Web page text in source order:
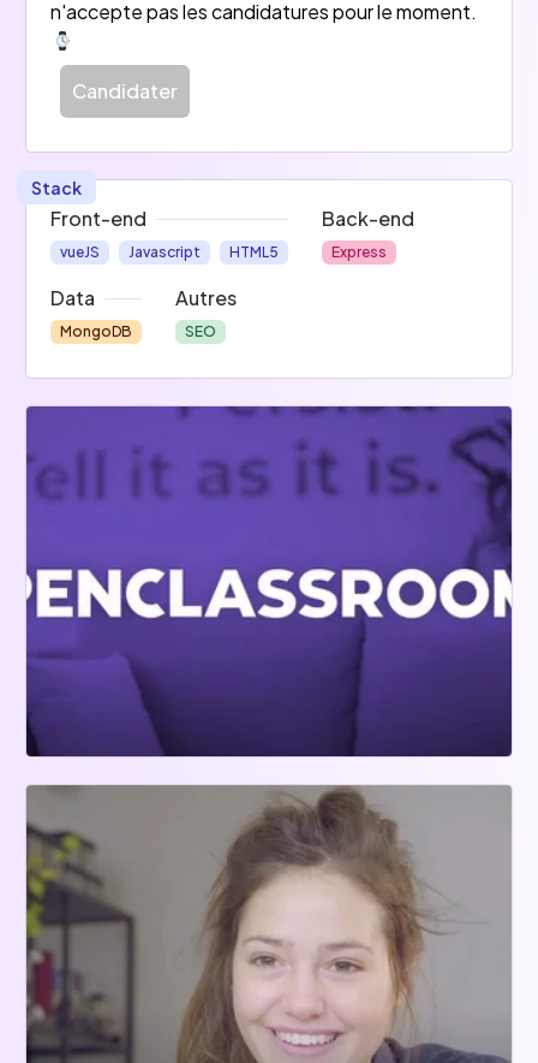
--> Découvrez l'ensemble des offres de mission
sur oc.cm/missions
n'accepte pas les candidatures pour le moment.
Candidater
Stack
Front-end
vueJS Javascript HTML5
Back-end
Express
Data
MongoDB
Autres
SEO